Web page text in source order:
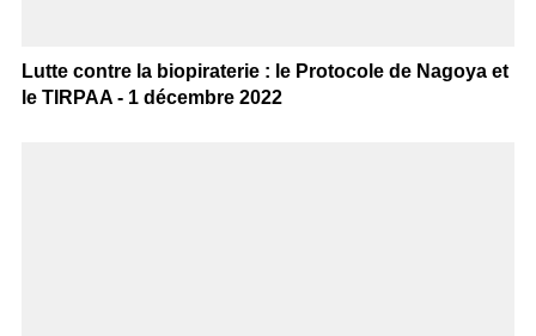
Lutte contre la biopiraterie : le Protocole de Nagoya et
le TIRPAA - 1 décembre 2022